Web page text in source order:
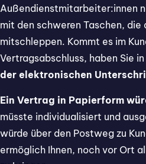
Außendienstmitarbeiter:innen
mit den schweren Taschen,
mitschleppen. Kommt es im
Vertragsabschluss, haben Sie in
der elektronischen
Ein Vertrag in Papierform
müsste individualisiert und
würde über den Postweg zu
ermöglich Ihnen, noch vor Ort